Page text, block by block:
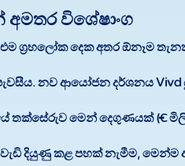
විශේෂාංග
ග්‍රහලෝක දෙක අතර ඕනෑම
නව ආයෝජන දර්ශනය
තක්සේරුව මෙන් දෙගුණයක් (€
දියුණු කළ පහක් නැමීම, මෙන්ම